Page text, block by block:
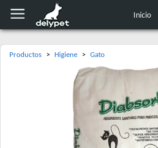
Inicio
Productos > Higiene > Gato